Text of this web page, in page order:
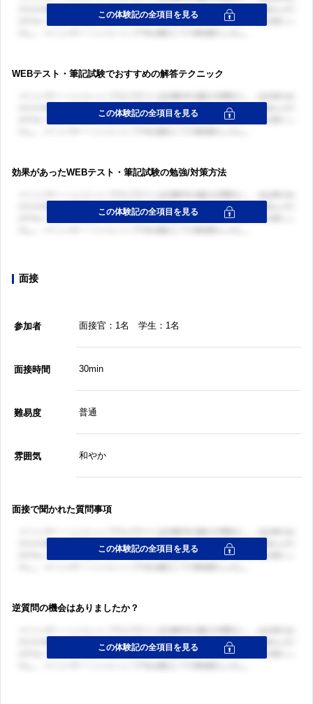
WEBテスト・筆記試験でおすすめの解答テクニック
効果があったWEBテスト・筆記試験の勉強/対策方法
面接
参加者 面接官：1名 学生：1名
面接時間 30min
難易度 普通
雰囲気 和やか
面接で聞かれた質問事項
逆質問の機会はありましたか？